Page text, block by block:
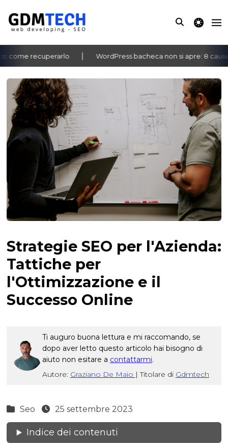
theme
recuperarlo WordPress bacheca non si apre: 8 cause
‹ ›
Strategie SEO per l'Azienda:
Tattiche per
l'Ottimizzazione e il
Successo Online
Ti auguro buona lettura e mi raccomando, se
dopo aver letto questo articolo hai bisogno di
aiuto non esitare a contattarmi.
Autore: Graziano De Maio | Titolare di Gdmtech
Seo 25 settembre 2023
Indice dei contenuti